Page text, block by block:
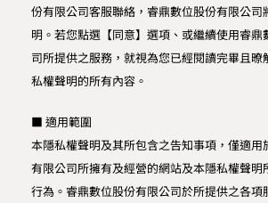
份有限公司客服聯絡，睿鼎數位股份有限公司
明。若您點選【同意】選項、或繼續使用睿鼎
司所提供之服務，就視為您已經閱讀完畢且暸
私權聲明的所有內容。
■ 適用範圍
本隱私權聲明及其所包含之告知事項，僅適用
有限公司所擁有及經營的網站及本隱私權聲明
行為。睿鼎數位股份有限公司於所提供之各項